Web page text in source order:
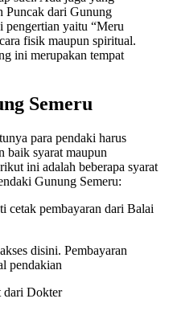
Puncak dari Gunung
pengertian yaitu “Meru
fisik maupun spiritual.
ini merupakan tempat
Semeru
para pendaki harus
baik syarat maupun
ini adalah beberapa syarat
Gunung Semeru:
cetak pembayaran dari Balai
disini. Pembayaran
pendakian
dari Dokter